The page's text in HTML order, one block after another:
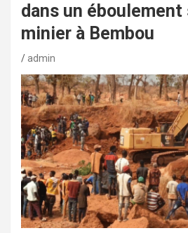
dans un
minier à Bembou
admin